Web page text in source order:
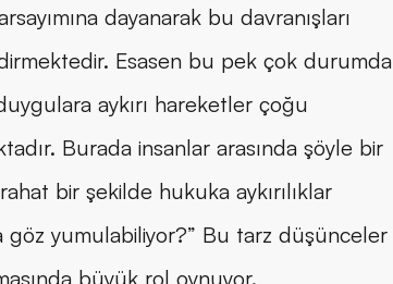
dayanarak bu davranışları
Esasen bu pek çok durumda
aykırı hareketler çoğu
Burada insanlar arasında şöyle bir
bir şekilde hukuka aykırılıklar
göz yumulabiliyor?” Bu tarz düşünceler
büyük rol oynuyor.